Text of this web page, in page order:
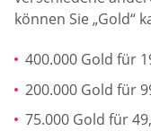
können Sie „Gold“
400.000 Gold für
200.000 Gold für
75.000 Gold für